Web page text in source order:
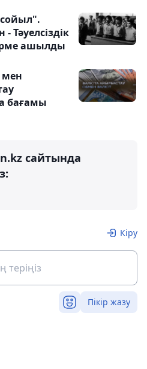
Тәуелсіздік
ашылды
бағамы
сайтында
Кіру
Пікір жазу